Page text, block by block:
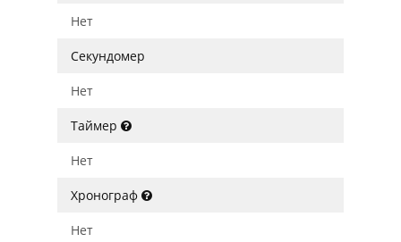
Нет
Секундомер
Нет
Таймер
Нет
Хронограф
Нет